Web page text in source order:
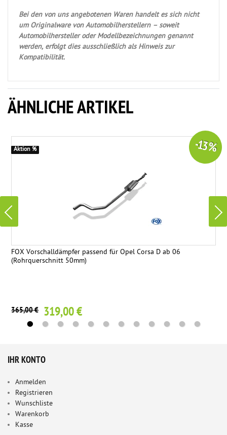
Bei den von uns angebotenen Waren handelt es sich nicht
um Originalware von Automobilherstellern – soweit
Automobilhersteller oder Modellbezeichnungen genannt
werden, erfolgt dies ausschließlich als Hinweis zur
Kompatibilität.
ÄHNLICHE ARTIKEL
FOX Vorschalldämpfer passend für Opel Corsa D ab 06
(Rohrquerschnitt 50mm)
365,00 € 319,00 €
-13 %
Aktion %
IHR KONTO
Anmelden
Registrieren
Wunschliste
Warenkorb
Kasse